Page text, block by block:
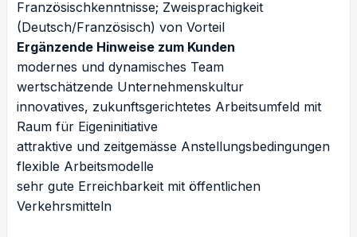
Französischkenntnisse; Zweisprachigkeit
(Deutsch/Französisch) von Vorteil
Ergänzende Hinweise zum Kunden
modernes und dynamisches Team
wertschätzende Unternehmenskultur
innovatives, zukunftsgerichtetes Arbeitsumfeld mit
Raum für Eigeninitiative
attraktive und zeitgemässe Anstellungsbedingungen
flexible Arbeitsmodelle
sehr gute Erreichbarkeit mit öffentlichen
Verkehrsmitteln